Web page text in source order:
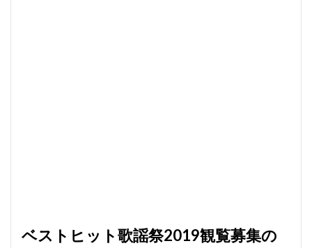
ベストヒット歌謡祭2019観覧募集の